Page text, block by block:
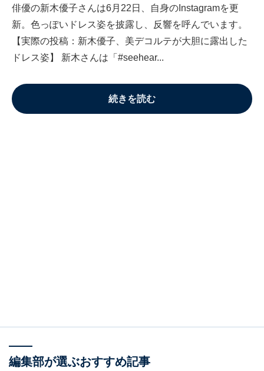
俳優の新木優子さんは6月22日、自身のInstagramを更
新。色っぽいドレス姿を披露し、反響を呼んでいます。
【実際の投稿：新木優子、美デコルテが大胆に露出した
ドレス姿】 新木さんは「#seehear...
続きを読む
編集部が選ぶおすすめ記事